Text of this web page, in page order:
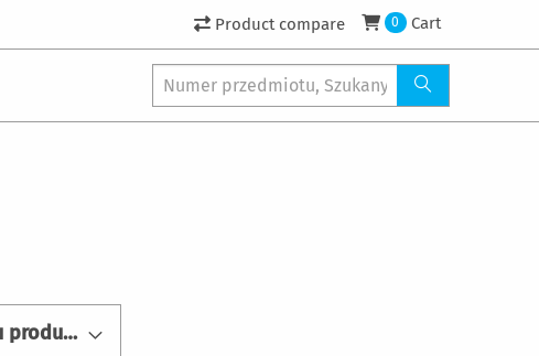
Product compare 0 Cart
Pasuje do numeru produktu